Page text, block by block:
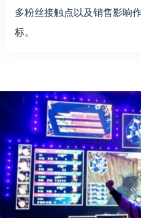
多粉丝接触点以及销售影响
标。